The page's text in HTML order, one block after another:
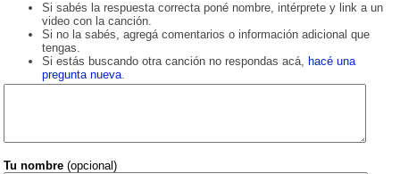
Si sabés la respuesta correcta poné nombre, intérprete y link a un
video con la canción.
Si no la sabés, agregá comentarios o información adicional que
tengas.
Si estás buscando otra canción no respondas acá, hacé una
pregunta nueva.
Tu nombre (opcional)